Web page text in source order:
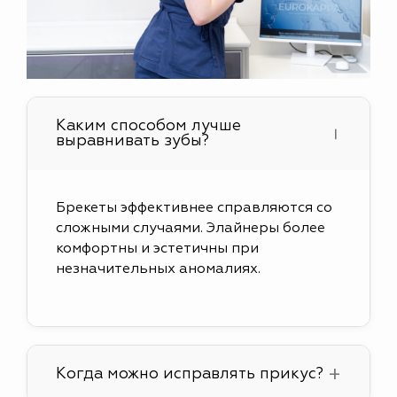
Каким способом лучше
выравнивать зубы?
Брекеты эффективнее справляются со
сложными случаями. Элайнеры более
комфортны и эстетичны при
незначительных аномалиях.
Когда можно исправлять прикус?